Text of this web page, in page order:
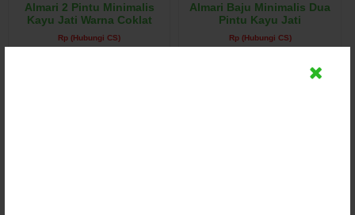
Almari 2 Pintu Minimalis
Kayu Jati Warna Coklat
Rp (Hubungi CS)
Almari Baju Minimalis Dua
Pintu Kayu Jati
Rp (Hubungi CS)